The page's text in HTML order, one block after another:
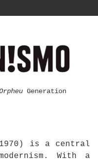
Generation
1970) is a central
With a